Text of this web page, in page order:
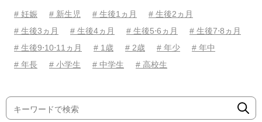
# 妊娠 # 新生児 # 生後1ヵ月
# 生後2ヵ月
# 生後3ヵ月
# 生後4ヵ月 # 生後5⋅6ヵ月
# 生後7⋅8ヵ月
# 生後9⋅10⋅11ヵ月
# 1歳 # 2歳 # 年少
# 年中
# 年長
# 小学生 # 中学生 # 高校生